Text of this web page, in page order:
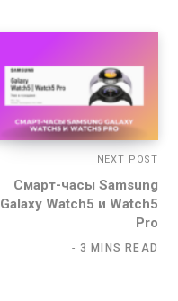
NEXT POST
Смарт-часы Samsung
Galaxy Watch5 и Watch5
Pro
3 MINS READ